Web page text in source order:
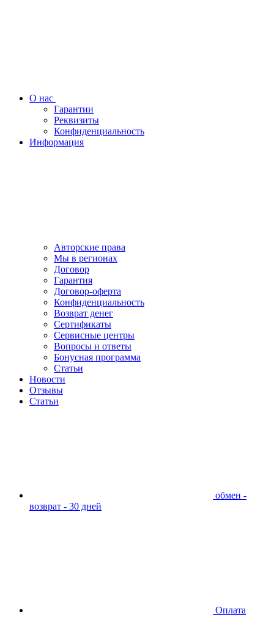
О нас
Гарантии
Реквизиты
Конфиденциальность
Информация
Авторские права
Мы в регионах
Договор
Гарантия
Договор-оферта
Конфиденциальность
Возврат денег
Сертификаты
Сервисные центры
Вопросы и ответы
Бонусная программа
Статьи
Новости
Отзывы
Статьи
обмен -
возврат - 30 дней
Оплата